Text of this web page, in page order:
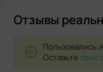
Отзывы
Пользовались
Оставьтесвой